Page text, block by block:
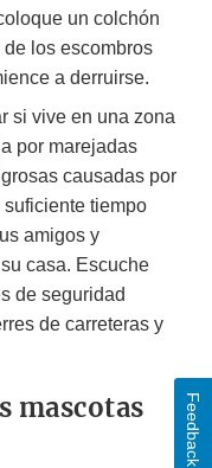
un colchón
los escombros
a derruirse.
si vive en una zona
por marejadas
causadas por
tiempo
amigos y
casa. Escuche
de seguridad
de carreteras y
mascotas
Feedback